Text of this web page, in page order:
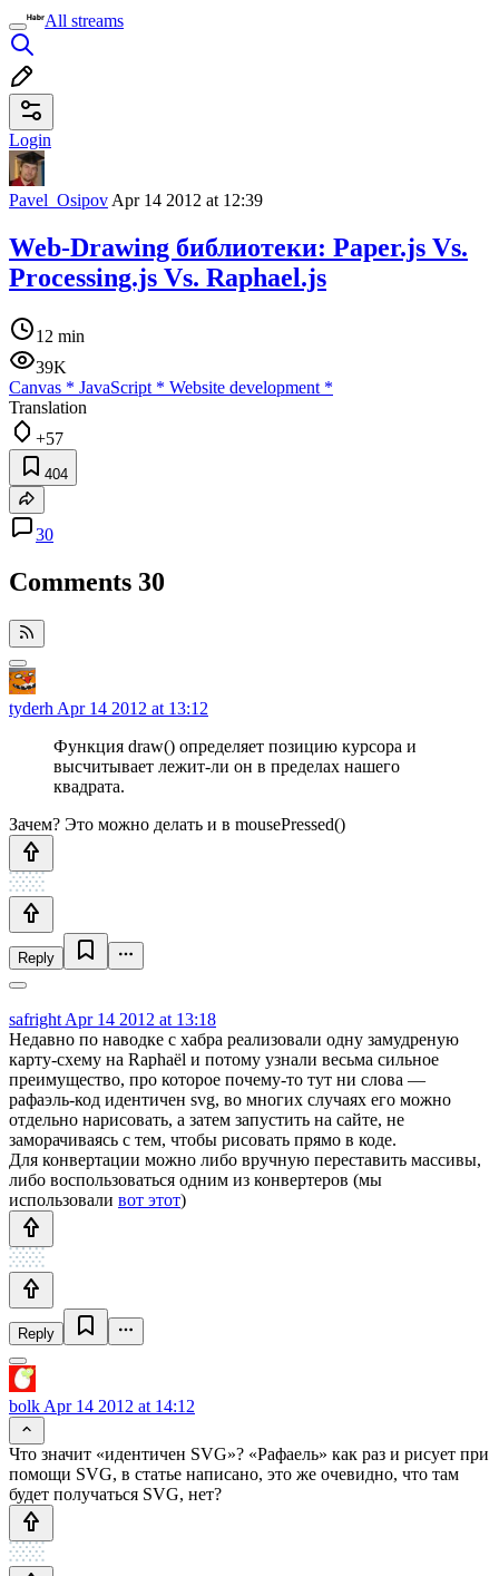
All streams
Login
Pavel_Osipov Apr 14 2012 at 12:39
Web-Drawing библиотеки: Paper.js Vs.
Processing.js Vs. Raphael.js
12 min
39K
Canvas * JavaScript * Website development *
Translation
+57
404
30
Comments 30
tyderh Apr 14 2012 at 13:12
Функция draw() определяет позицию курсора и
высчитывает лежит-ли он в пределах нашего
квадрата.
Зачем? Это можно делать и в mousePressed()
Reply
safright Apr 14 2012 at 13:18
Недавно по наводке с хабра реализовали одну замудреную
карту-схему на Raphaël и потому узнали весьма сильное
преимущество, про которое почему-то тут ни слова —
рафаэль-код идентичен svg, во многих случаях его можно
отдельно нарисовать, а затем запустить на сайте, не
заморачиваясь с тем, чтобы рисовать прямо в коде.
Для конвертации можно либо вручную переставить массивы,
либо воспользоваться одним из конвертеров (мы
использовали вот этот)
Reply
bolk Apr 14 2012 at 14:12
Что значит «идентичен SVG»? «Рафаель» как раз и рисует при
помощи SVG, в статье написано, это же очевидно, что там
будет получаться SVG, нет?